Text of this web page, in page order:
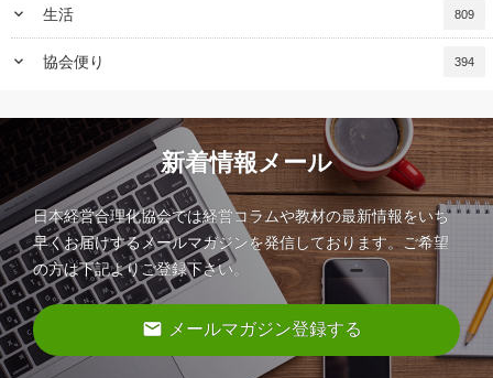
keyboard_arrow_down 生活 809
keyboard_arrow_down 協会便り 394
新着情報メール
日本経営合理化協会では経営コラムや教材の最新情報をいち
早くお届けするメールマガジンを発信しております。ご希望
の方は下記よりご登録下さい。
email メールマガジン登録する